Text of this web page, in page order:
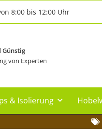
8:00 bis 12:00 Uhr
Günstig
von Experten
& Isolierung